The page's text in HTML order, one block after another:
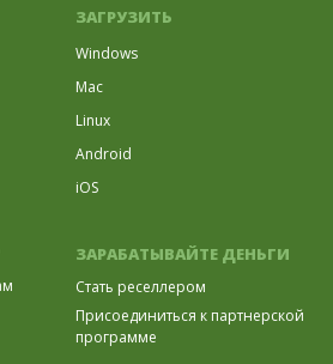
ЗАГРУЗИТЬ
Windows
Mac
Linux
Android
iOS
ЗАРАБАТЫВАЙТЕ ДЕНЬГИ
Стать реселлером
Присоединиться к партнерской
программе